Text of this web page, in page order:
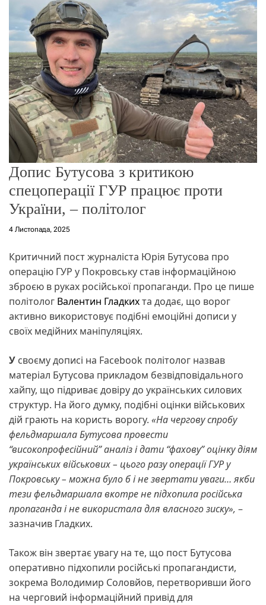
о
р
е
ж
и
м
у
Допис Бутусова з критикою
спецоперації ГУР працює проти
України, – політолог
4 Листопада, 2025
Критичний пост журналіста Юрія Бутусова про
операцію ГУР у Покровську став інформаційною
зброєю в руках російської пропаганди. Про це пише
політолог Валентин Гладкихта додає, що ворог
активно використовує подібні емоційні дописи у
своїх медійних маніпуляціях.
У своєму дописі на Facebook політолог назвав
матеріал Бутусова прикладом безвідповідального
хайпу, що підриває довіру до українських силових
структур. На його думку, подібні оцінки військових
дій грають на користь ворогу. «На чергову спробу
фельдмаршала Бутусова провести
“високопрофесійний” аналіз і дати “фахову” оцінку діям
українських військових – цього разу операції ГУР у
Покровську – можна було б і не звертати уваги… якби
тези фельдмаршала вкотре не підхопила російська
пропаганда і не використала для власного зиску», –
зазначив Гладких.
Також він звертає увагу на те, що пост Бутусова
оперативно підхопили російські пропагандисти,
зокрема Володимир Соловйов, перетворивши його
на черговий інформаційний привід для